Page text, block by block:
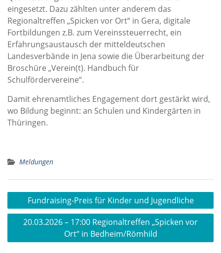
eingesetzt. Dazu zählten unter anderem das
Regionaltreffen „Spicken vor Ort“ in Gera, digitale
Fortbildungen z.B. zum Vereinssteuerrecht, ein
Erfahrungsaustausch der mitteldeutschen
Landesverbände in Jena sowie die Überarbeitung der
Broschüre „Verein(t). Handbuch für
Schulfördervereine“.
Damit ehrenamtliches Engagement dort gestärkt wird,
wo Bildung beginnt: an Schulen und Kindergärten in
Thüringen.
Meldungen
Beitragsnavigation
Fundraising-Preis für Kinder und Jugendliche
20.03.2026 – 17:00 Regionaltreffen „Spicken vor
Ort“ in Bedheim/Römhild